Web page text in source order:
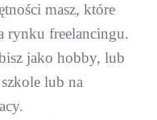
masz, które
rynku freelancingu.
jako hobby, lub
szkole lub na